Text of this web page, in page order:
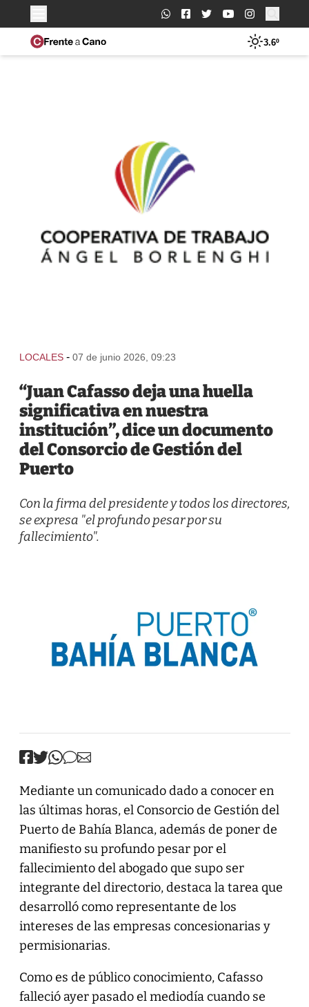
Buscar:
3.6º
LOCALES - 07 de junio 2026, 09:23
“Juan Cafasso deja una huella
significativa en nuestra
institución”, dice un documento
del Consorcio de Gestión del
Puerto
Con la firma del presidente y todos los directores,
se expresa "el profundo pesar por su
fallecimiento".
Mediante un comunicado dado a conocer en
las últimas horas, el Consorcio de Gestión del
Puerto de Bahía Blanca, además de poner de
manifiesto su profundo pesar por el
fallecimiento del abogado que supo ser
integrante del directorio, destaca la tarea que
desarrolló como representante de los
intereses de las empresas concesionarias y
permisionarias.
Como es de público conocimiento, Cafasso
falleció ayer pasado el mediodía cuando se